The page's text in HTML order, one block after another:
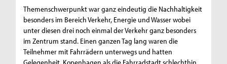
Themenschwerpunkt war ganz eindeutig die Nachhaltigkeit
besonders im Bereich Verkehr, Energie und Wasser wobei
unter diesen drei noch einmal der Verkehr ganz besonders
im Zentrum stand. Einen ganzen Tag lang waren die
Teilnehmer mit Fahrrädern unterwegs und hatten